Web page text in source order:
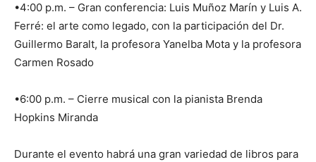
•4:00 p.m. – Gran conferencia: Luis Muñoz Marín y Luis A.
Ferré: el arte como legado, con la participación del Dr.
Guillermo Baralt, la profesora Yanelba Mota y la profesora
Carmen Rosado
•6:00 p.m. – Cierre musical con la pianista Brenda
Hopkins Miranda
Durante el evento habrá una gran variedad de libros para